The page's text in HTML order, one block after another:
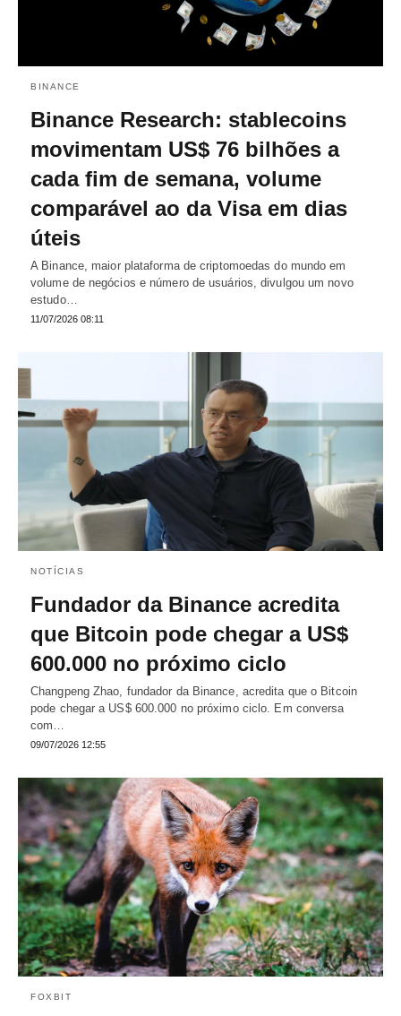
BINANCE
Binance Research: stablecoins
movimentam US$ 76 bilhões a
cada fim de semana, volume
comparável ao da Visa em dias
úteis
A Binance, maior plataforma de criptomoedas do mundo em
volume de negócios e número de usuários, divulgou um novo
estudo…
11/07/2026 08:11
NOTÍCIAS
Fundador da Binance acredita
que Bitcoin pode chegar a US$
600.000 no próximo ciclo
Changpeng Zhao, fundador da Binance, acredita que o Bitcoin
pode chegar a US$ 600.000 no próximo ciclo. Em conversa
com…
09/07/2026 12:55
FOXBIT